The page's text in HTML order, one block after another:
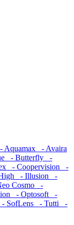
- Aquamax
- Avaira
- Butterfly
-
- Coopervision
-
- Illusion
-
Cosmo
-
- Optosoft
-
- SofLens - Tutti
-